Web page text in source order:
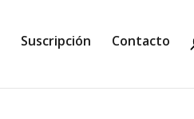
Suscripción Contacto